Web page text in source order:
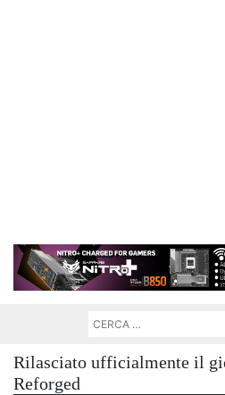
Rilasciato ufficialmente il
Reforged